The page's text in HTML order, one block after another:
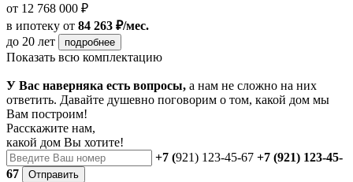
от 12 768 000 ₽
в ипотеку от 84 263 ₽/мес.
до 20 лет
подробнее
Показать всю комплектацию
У Вас наверняка есть вопросы, а нам не сложно на них
ответить. Давайте душевно поговорим о том, какой дом мы
Вам построим!
Расскажите нам,
какой дом Вы хотите!
+7 (921) 123-45-67 +7 (921) 123-45-
67
Отправить